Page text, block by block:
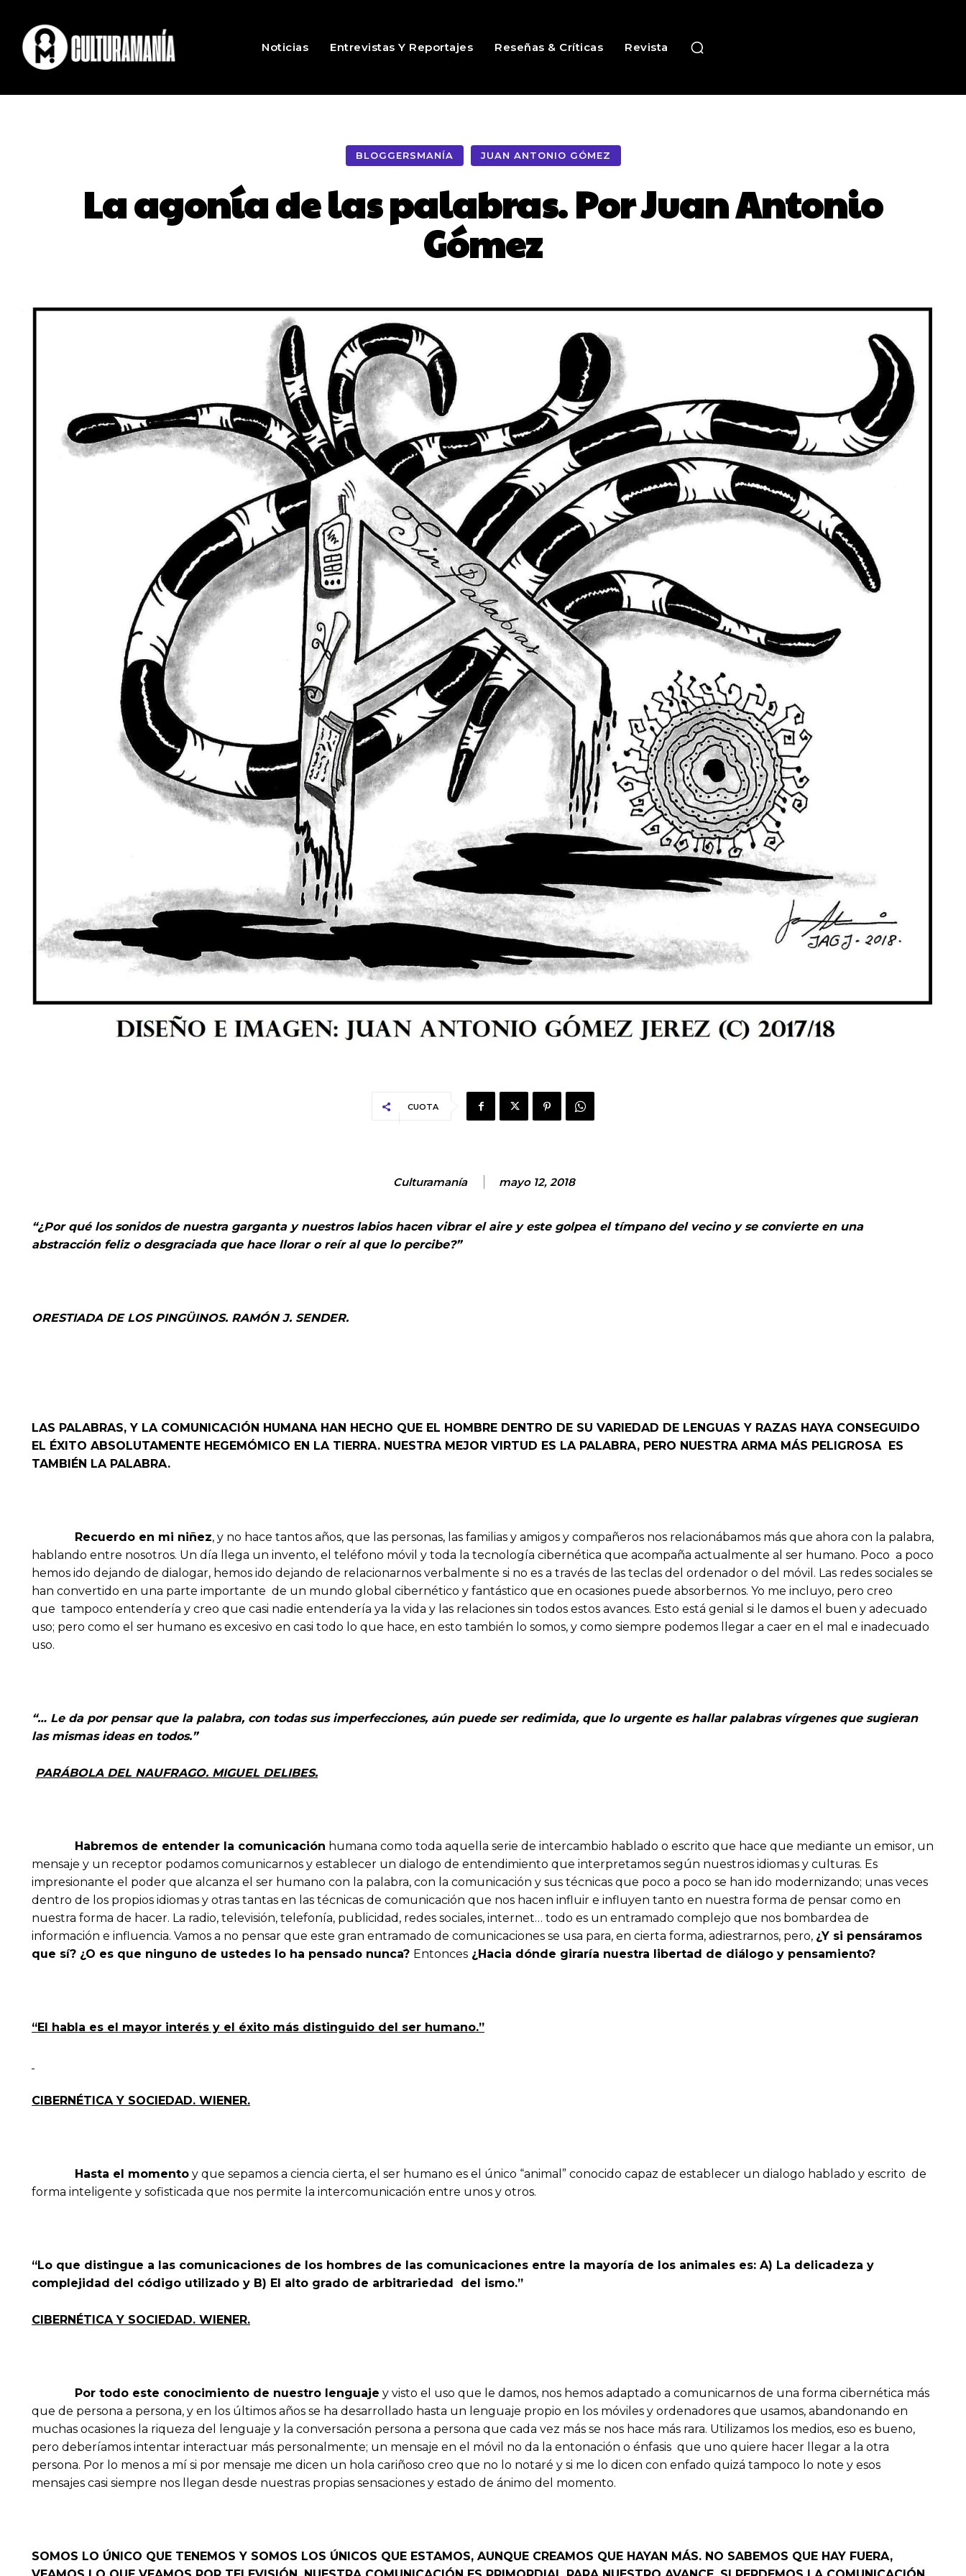
Noticias Entrevistas Y Reportajes Reseñas & Críticas Revista
BLOGGERSMANÍA JUAN ANTONIO GÓMEZ
La agonía de las palabras. Por Juan Antonio
Gómez
CUOTA
Culturamanía mayo 12, 2018
“¿Por qué los sonidos de nuestra garganta y nuestros labios hacen vibrar el aire y este golpea el tímpano del vecino y se convierte en una
abstracción feliz o desgraciada que hace llorar o reír al que lo percibe?”
ORESTIADA DE LOS PINGÜINOS. RAMÓN J. SENDER.
LAS PALABRAS, Y LA COMUNICACIÓN HUMANA HAN HECHO QUE EL HOMBRE DENTRO DE SU VARIEDAD DE LENGUAS Y RAZAS HAYA CONSEGUIDO
EL ÉXITO ABSOLUTAMENTE HEGEMÓMICO EN LA TIERRA. NUESTRA MEJOR VIRTUD ES LA PALABRA, PERO NUESTRA ARMA MÁS PELIGROSA ES
TAMBIÉN LA PALABRA.
Recuerdo en mi niñez, y no hace tantos años, que las personas, las familias y amigos y compañeros nos relacionábamos más que ahora con la palabra,
hablando entre nosotros. Un día llega un invento, el teléfono móvil y toda la tecnología cibernética que acompaña actualmente al ser humano. Poco a poco
hemos ido dejando de dialogar, hemos ido dejando de relacionarnos verbalmente si no es a través de las teclas del ordenador o del móvil. Las redes sociales se
han convertido en una parte importante de un mundo global cibernético y fantástico que en ocasiones puede absorbernos. Yo me incluyo, pero creo
que tampoco entendería y creo que casi nadie entendería ya la vida y las relaciones sin todos estos avances. Esto está genial si le damos el buen y adecuado
uso; pero como el ser humano es excesivo en casi todo lo que hace, en esto también lo somos, y como siempre podemos llegar a caer en el mal e inadecuado
uso.
“… Le da por pensar que la palabra, con todas sus imperfecciones, aún puede ser redimida, que lo urgente es hallar palabras vírgenes que sugieran
las mismas ideas en todos.”
PARÁBOLA DEL NAUFRAGO. MIGUEL DELIBES.
Habremos de entender la comunicación humana como toda aquella serie de intercambio hablado o escrito que hace que mediante un emisor, un
mensaje y un receptor podamos comunicarnos y establecer un dialogo de entendimiento que interpretamos según nuestros idiomas y culturas. Es
impresionante el poder que alcanza el ser humano con la palabra, con la comunicación y sus técnicas que poco a poco se han ido modernizando; unas veces
dentro de los propios idiomas y otras tantas en las técnicas de comunicación que nos hacen influir e influyen tanto en nuestra forma de pensar como en
nuestra forma de hacer. La radio, televisión, telefonía, publicidad, redes sociales, internet… todo es un entramado complejo que nos bombardea de
información e influencia. Vamos a no pensar que este gran entramado de comunicaciones se usa para, en cierta forma, adiestrarnos, pero, ¿Y si pensáramos
que sí? ¿O es que ninguno de ustedes lo ha pensado nunca? Entonces ¿Hacia dónde giraría nuestra libertad de diálogo y pensamiento?
“El habla es el mayor interés y el éxito más distinguido del ser humano.”
CIBERNÉTICA Y SOCIEDAD. WIENER.
Hasta el momento y que sepamos a ciencia cierta, el ser humano es el único “animal” conocido capaz de establecer un dialogo hablado y escrito de
forma inteligente y sofisticada que nos permite la intercomunicación entre unos y otros.
“Lo que distingue a las comunicaciones de los hombres de las comunicaciones entre la mayoría de los animales es: A) La delicadeza y
complejidad del código utilizado y B) El alto grado de arbitrariedad del ismo.”
CIBERNÉTICA Y SOCIEDAD. WIENER.
Por todo este conocimiento de nuestro lenguaje y visto el uso que le damos, nos hemos adaptado a comunicarnos de una forma cibernética más
que de persona a persona, y en los últimos años se ha desarrollado hasta un lenguaje propio en los móviles y ordenadores que usamos, abandonando en
muchas ocasiones la riqueza del lenguaje y la conversación persona a persona que cada vez más se nos hace más rara. Utilizamos los medios, eso es bueno,
pero deberíamos intentar interactuar más personalmente; un mensaje en el móvil no da la entonación o énfasis que uno quiere hacer llegar a la otra
persona. Por lo menos a mí si por mensaje me dicen un hola cariñoso creo que no lo notaré y si me lo dicen con enfado quizá tampoco lo note y esos
mensajes casi siempre nos llegan desde nuestras propias sensaciones y estado de ánimo del momento.
SOMOS LO ÚNICO QUE TENEMOS Y SOMOS LOS ÚNICOS QUE ESTAMOS, AUNQUE CREAMOS QUE HAYAN MÁS. NO SABEMOS QUE HAY FUERA,